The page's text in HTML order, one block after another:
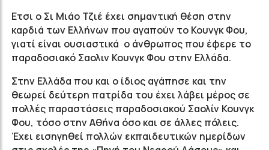
Ετσι ο Σι Μιάο Τζιέ έχει σημαντική θέση στην
καρδιά των Ελλήνων που αγαπούν το Κουνγκ Φου,
γιατί είναι ουσιαστικά ο άνθρωπος που έφερε το
παραδοσιακό Σαολιν Κουνγκ Φου στην Ελλάδα.
Στην Ελλάδα που και ο ίδιος αγάπησε και την
θεωρεί δεύτερη πατρίδα του έχει λάβει μέρος σε
πολλές παραστάσεις παραδοσιακού Σαολίν Κουνγκ
Φου, τόσο στην Αθήνα όσο και σε άλλες πόλεις.
Έχει εισηγηθεί πολλών εκπαιδευτικών ημερίδων